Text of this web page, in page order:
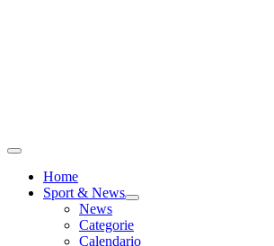
Home
Sport & News
News
Categorie
Calendario